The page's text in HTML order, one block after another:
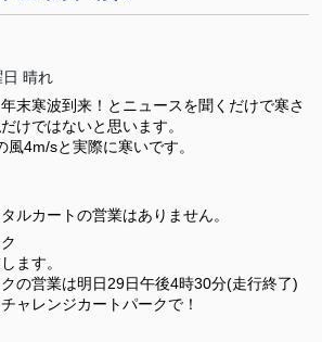
晴れ
末寒波到来！とニュースを聞くだけで寒さ
けではないと思います。
4m/sと実際に寒いです。
ルカートの営業はありません。
ます。
の営業は明日29日午後4時30分(走行終了)
ャレンジカートパークで！